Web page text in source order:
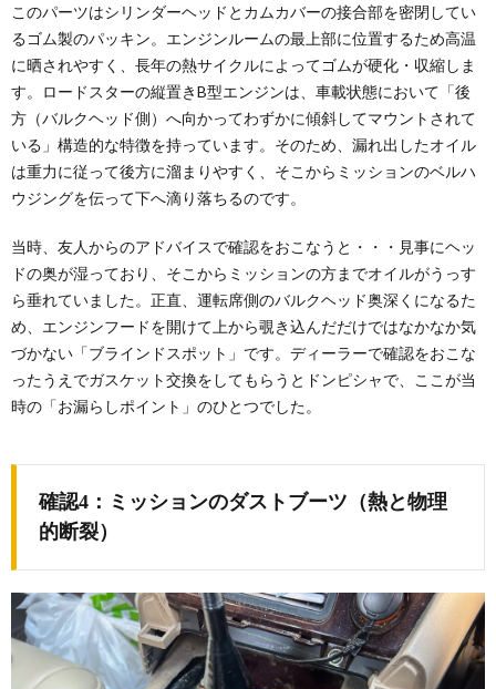
このパーツはシリンダーヘッドとカムカバーの接合部を密閉してい
るゴム製のパッキン。エンジンルームの最上部に位置するため高温
に晒されやすく、長年の熱サイクルによってゴムが硬化・収縮しま
す。ロードスターの縦置きB型エンジンは、車載状態において「後
方（バルクヘッド側）へ向かってわずかに傾斜してマウントされて
いる」構造的な特徴を持っています。そのため、漏れ出したオイル
は重力に従って後方に溜まりやすく、そこからミッションのベルハ
ウジングを伝って下へ滴り落ちるのです。
当時、友人からのアドバイスで確認をおこなうと・・・見事にヘッ
ドの奥が湿っており、そこからミッションの方までオイルがうっす
ら垂れていました。正直、運転席側のバルクヘッド奥深くになるた
め、エンジンフードを開けて上から覗き込んだだけではなかなか気
づかない「ブラインドスポット」です。ディーラーで確認をおこな
ったうえでガスケット交換をしてもらうとドンピシャで、ここが当
時の「お漏らしポイント」のひとつでした。
確認4：ミッションのダストブーツ（熱と物理
的断裂）